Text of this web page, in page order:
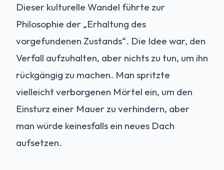
Dieser kulturelle Wandel führte zur
Philosophie der „Erhaltung des
vorgefundenen Zustands“. Die Idee war, den
Verfall aufzuhalten, aber nichts zu tun, um ihn
rückgängig zu machen. Man spritzte
vielleicht verborgenen Mörtel ein, um den
Einsturz einer Mauer zu verhindern, aber
man würde keinesfalls ein neues Dach
aufsetzen.